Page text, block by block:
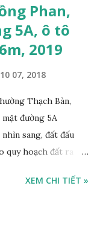
Phan,
5A, ô tô
2019
07, 2018
Thạch Bàn,
đường 5A
sang, đất đấu
quy hoạch đất ra
chủ, giá bán:
XEM CHI TIẾT »